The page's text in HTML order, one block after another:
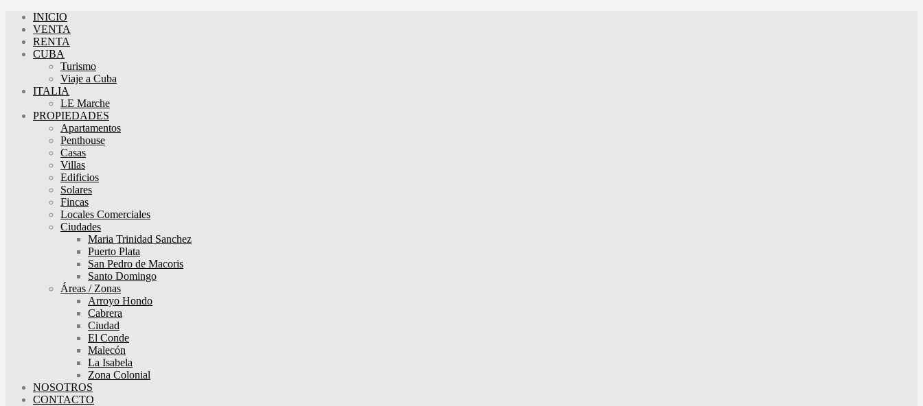
INICIO
VENTA
RENTA
CUBA
Turismo
Viaje a Cuba
ITALIA
LE Marche
PROPIEDADES
Apartamentos
Penthouse
Casas
Villas
Edificios
Solares
Fincas
Locales Comerciales
Ciudades
Maria Trinidad Sanchez
Puerto Plata
San Pedro de Macoris
Santo Domingo
Áreas / Zonas
Arroyo Hondo
Cabrera
Ciudad
El Conde
Malecón
La Isabela
Zona Colonial
NOSOTROS
CONTACTO